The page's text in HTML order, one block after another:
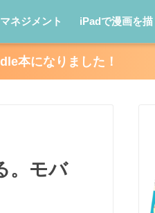
ネジメント iPadで漫画を描
本になりました！
。モバ